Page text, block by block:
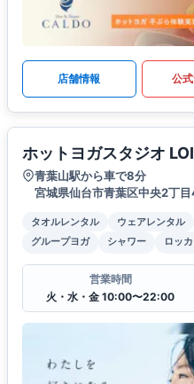
店舗情報 公
ホットヨガスタジオ
青葉山駅から車で8分
宮城県仙台市青葉区中央2丁
タオルレンタル ウェアレンタル
グループヨガ
シャワー ロッ
営業時間
火・水・金 10:00〜22:00